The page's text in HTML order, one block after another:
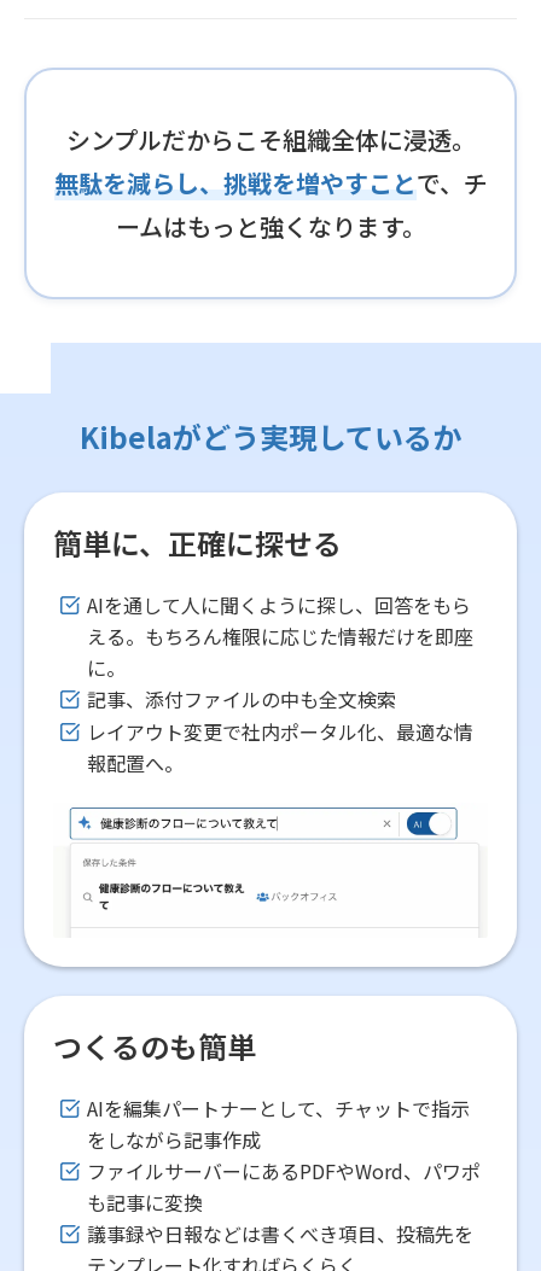
シンプルだからこそ組織全体に浸透。
無駄を減らし、挑戦を増やすことで、チ
ームはもっと強くなります。
Kibelaがどう実現しているか
簡単に、正確に探せる
AIを通して人に聞くように探し、回答をもら
える。もちろん権限に応じた情報だけを即座
に。
記事、添付ファイルの中も全文検索
レイアウト変更で社内ポータル化、最適な情
報配置へ。
つくるのも簡単
AIを編集パートナーとして、チャットで指示
をしながら記事作成
ファイルサーバーにあるPDFやWord、パワポ
も記事に変換
議事録や日報などは書くべき項目、投稿先を
テンプレート化すればらくらく